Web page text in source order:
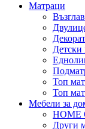
Матраци
Детски
Топ
Топ
Мебели за
HOME
Други